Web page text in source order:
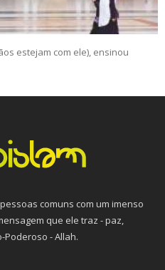
estejam com ele), ensinou
comuns com um imenso
que ele traz - paz,
Poderoso - Allah.